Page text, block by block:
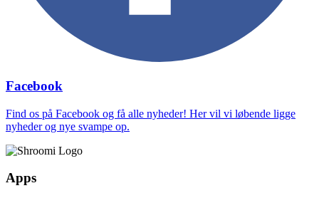
Facebook
Find os på Facebook og få alle nyheder! Her vil vi løbende ligge
nyheder og nye svampe op.
Apps